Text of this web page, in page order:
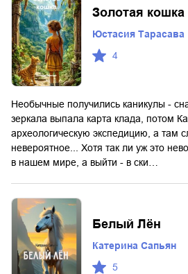
Золотая кошка
Юстасия Тарасава
4
Необычные получились каникулы -
зеркала выпала карта клада, потом
археологическую экспедицию, а там
невероятное... Хотя так ли уж это
в нашем мире, а выйти - в ски…
Белый Лён
Катерина Сапьян
5